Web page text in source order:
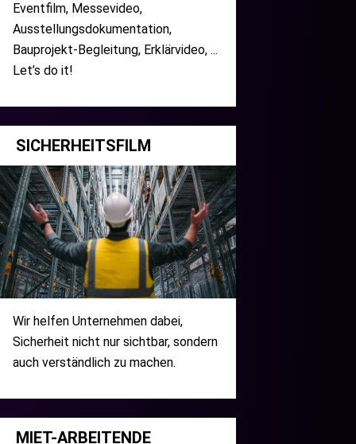
Eventfilm, Messevideo,
Ausstellungsdokumentation,
Bauprojekt-Begleitung, Erklärvideo, ...
Let’s do it!
SICHERHEITSFILM
Wir helfen Unternehmen dabei,
Sicherheit nicht nur sichtbar, sondern
auch verständlich zu machen.
MIET-ARBEITENDE